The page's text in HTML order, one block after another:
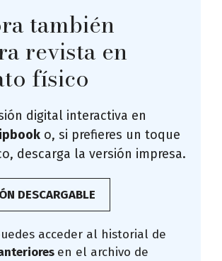
también
revista en
físico
digital interactiva en
o, si prefieres un toque
descarga la versión impresa.
DESCARGABLE
acceder al historial de
en el archivo de